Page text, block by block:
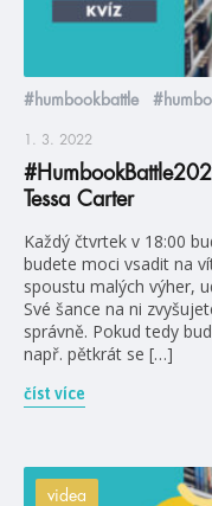
#humbookbattle
1. 3. 2022
Tessa Carter
Každý čtvrtek v 18:00
budete moci vsadit na
spoustu malých výher,
Své šance na ni
správně. Pokud tedy
např. pětkrát se […]
číst více
videa